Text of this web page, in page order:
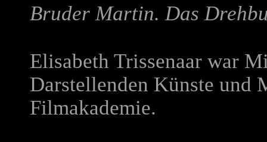
Bruder Martin. Das
Elisabeth Trissenaar war
Darstellenden Künste und
Filmakademie.